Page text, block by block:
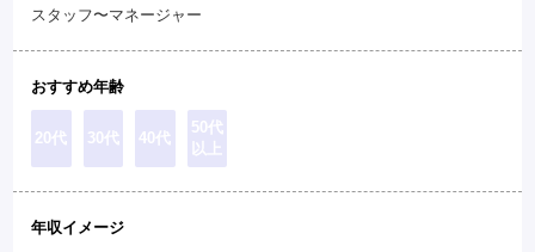
スタッフ〜マネージャー
おすすめ年齢
20代 30代 40代
50代
以上
年収イメージ